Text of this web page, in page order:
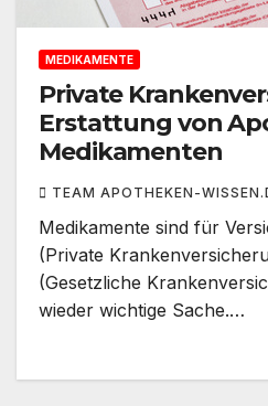
MEDIKAMENTE
Private
Erstattung von
Medikamenten
TEAM APOTHEKEN-
Medikamente sind für
(Private
(Gesetzliche
wieder wichtige Sache.…